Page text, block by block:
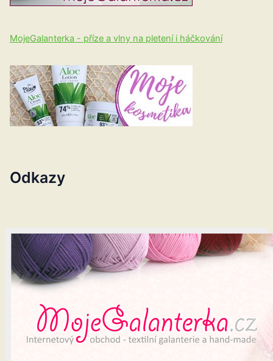
MojeGalanterka - příze a vlny na pletení i háčkování
Odkazy